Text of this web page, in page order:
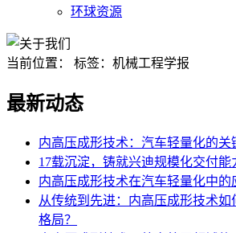
环球资源
当前位置： 标签：机械工程学报
最新动态
内高压成形技术：汽车轻量化的关
17载沉淀，铸就兴迪规模化交付能
内高压成形技术在汽车轻量化中的
从传统到先进：内高压成形技术
格局？